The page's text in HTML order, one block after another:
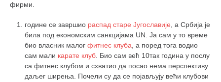
најновије на блогу
моје белешке
историја каратеа
бубиши
карате
фирми.
године се завршио распад старе Југославије, а Србија је
била под економским санкцијама UN. Ја сам у то време
био власник малог фитнес клуба, а поред тога водио
сам мали карате клуб. Био сам већ 10так година у послу
са фитнес клубом и схватио да посао нема перспективу
даљег ширења. Почели су да се појављују већи клубови